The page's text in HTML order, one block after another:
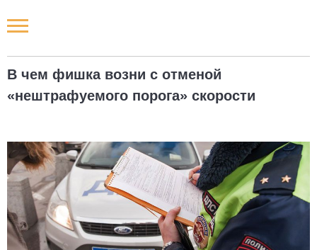
В чем фишка возни с отменой
«нештрафуемого порога» скорости
Новости РФ
Городские новости
Наши мероприятия
Статьи